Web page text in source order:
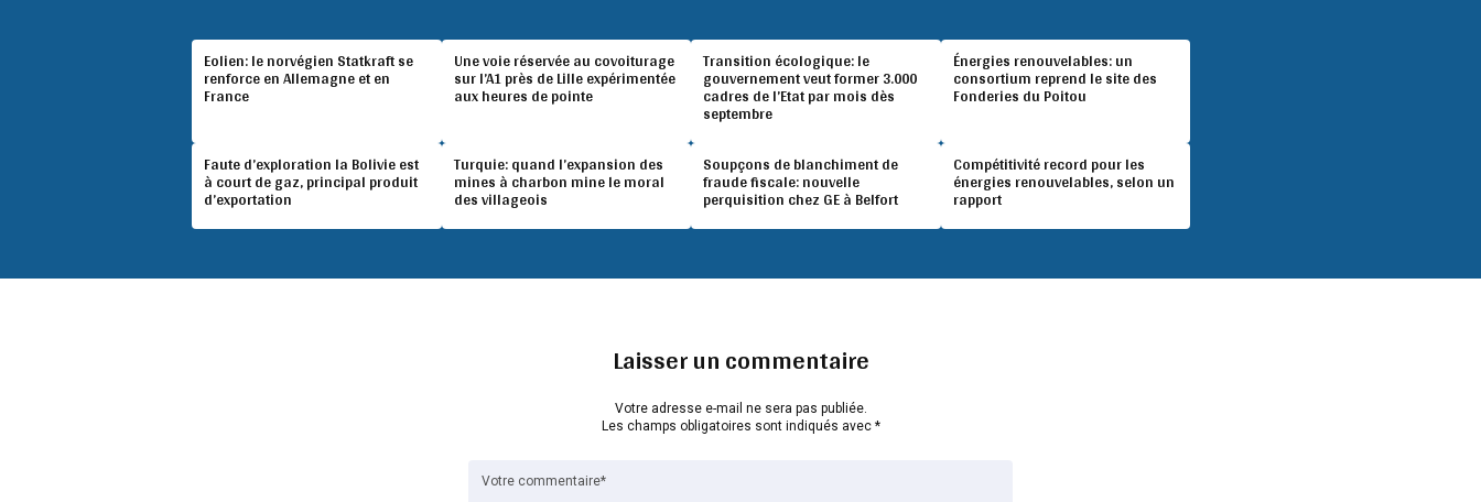
Eolien: le norvégien Statkraft se
renforce en Allemagne et en
France
Une voie réservée au covoiturage
sur l’A1 près de Lille expérimentée
aux heures de pointe
Transition écologique: le
gouvernement veut former 3.000
cadres de l’Etat par mois dès
septembre
Énergies renouvelables: un
consortium reprend le site des
Fonderies du Poitou
Faute d’exploration la Bolivie est
à court de gaz, principal produit
d’exportation
Turquie: quand l’expansion des
mines à charbon mine le moral
des villageois
Soupçons de blanchiment de
fraude fiscale: nouvelle
perquisition chez GE à Belfort
Compétitivité record pour les
énergies renouvelables, selon un
rapport
Laisser un commentaire
Votre adresse e-mail ne sera pas publiée.
Les champs obligatoires sont indiqués avec *